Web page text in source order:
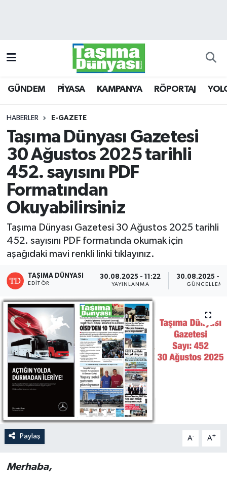
GÜNDEM PİYASA KAMPANYA RÖPORTAJ
HABERLER E-GAZETE
Taşıma Dünyası Gazetesi
30 Ağustos 2025 tarihli
452. sayısını PDF
Formatından
Okuyabilirsiniz
Taşıma Dünyası Gazetesi 30 Ağustos 2025 tarihli
452. sayısını PDF formatında okumak için
aşağıdaki mavi renkli linki tıklayınız.
TAŞIMA DÜNYASI
EDITÖR
30.08.2025 - 11:22
YAYINLANMA
30.08.2025 -
GÜNCELLEME
Paylaş A- A+
Merhaba,
KAMPANYA
RÖPORTAJ
YOLCU TAŞIMA
LOJİSTİK
E-GAZETE
TAŞITLAR
Trafik Durumu
Süper Lig Puan Durumu ve Fikstür
Tüm Manşetler
Son Dakika Haberleri
Haber Arşivi